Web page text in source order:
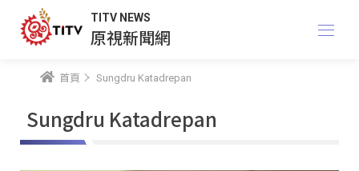
TITV NEWS
原視新聞網
首頁 Sungdru Katadrepan
Sungdru Katadrepan